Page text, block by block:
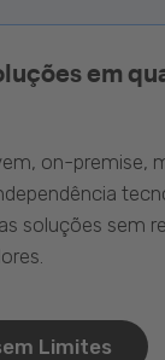
em
on-premise,
soluções sem
Limites